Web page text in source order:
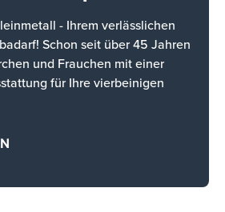
- Ihrem verlässlichen
Schon seit über 45 Jahren
und Frauchen mit einer
für Ihre vierbeinigen